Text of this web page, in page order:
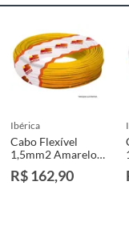
ibérica
Cabo Flexível
1,5mm2 Amarelo
Rolo 100M
R$ 162,90